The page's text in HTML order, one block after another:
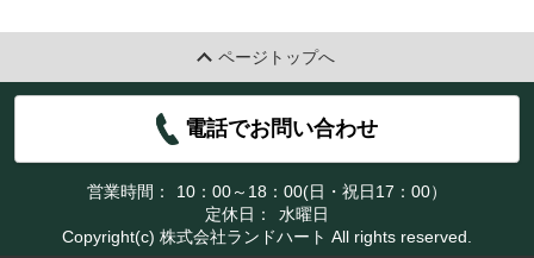
ページトップへ
電話でお問い合わせ
営業時間：
10：00～18：00(日・祝日17：00）
定休日：
水曜日
Copyright(c) 株式会社ランドハート All rights reserved.